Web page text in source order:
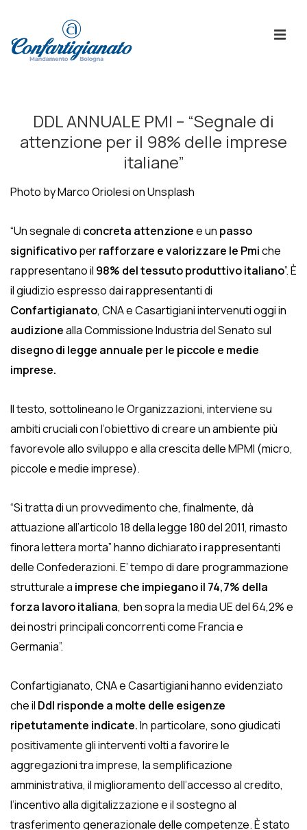
Principale
DDL ANNUALE PMI – “Segnale di
attenzione per il 98% delle imprese
italiane”
Photo by Marco Oriolesi on Unsplash
“Un segnale di concreta attenzionee un passo
significativoperrafforzare e valorizzare le Pmiche
rappresentano il 98% del tessuto produttivo italiano”. È
il giudizio espresso dai rappresentanti di
Confartigianato, CNA e Casartigiani intervenuti oggi in
audizionealla Commissione Industria del Senato sul
disegno di legge annuale per le piccole e medie
imprese.
Il testo, sottolineano le Organizzazioni, interviene su
ambiti cruciali con l’obiettivo di creare un ambiente più
favorevole allo sviluppo e alla crescita delle MPMI (micro,
piccole e medie imprese).
“Si tratta di un provvedimento che, finalmente, dà
attuazione all’articolo 18 della legge 180 del 2011, rimasto
finora lettera morta” hanno dichiarato i rappresentanti
delle Confederazioni. E’ tempo di dare programmazione
strutturale a imprese che impiegano il 74,7% della
forza lavoro italiana, ben sopra la media UE del 64,2% e
dei nostri principali concorrenti come Francia e
Germania”.
Confartigianato, CNA e Casartigiani hanno evidenziato
che il Ddl risponde a molte delle esigenze
ripetutamente indicate.In particolare, sono giudicati
positivamente gli interventi volti a favorire le
aggregazioni tra imprese, la semplificazione
amministrativa, il miglioramento dell’accesso al credito,
l’incentivo alla digitalizzazione e il sostegno al
trasferimento generazionale delle competenze. È stato